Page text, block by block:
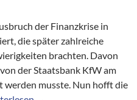
der Finanzkrise in
die später zahlreiche
brachten. Davon
der Staatsbank KfW am
werden musste. Nun hofft die